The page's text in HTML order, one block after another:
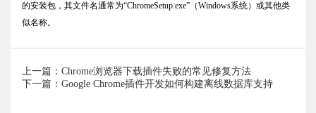
的安装包，其文件名通常为“ChromeSetup.exe”（Windows系统）或其他类
似名称。
上一篇：Chrome浏览器下载插件失败的常见修复方法
下一篇：Google Chrome插件开发如何构建离线数据库支持